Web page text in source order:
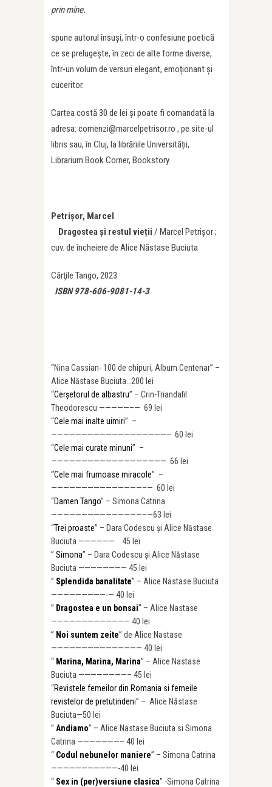
prin mine.
spune autorul însuși, într-o confesiune poetică
ce se prelugește, în zeci de alte forme diverse,
într-un volum de versuri elegant, emoționant și
cuceritor.
Cartea costă 30 de lei și poate fi comandată la
adresa: comenzi@marcelpetrisor.ro , pe site-ul
libris sau, în Cluj, la librăriile Universității,
Librarium Book Corner, Bookstory.
Petrişor, Marcel
Dragostea şi restul vieții / Marcel Petrişor ;
cuv. de încheiere de Alice Năstase Buciuta
Cărţile Tango, 2023
ISBN 978-606-9081-14-3
“Nina Cassian- 100 de chipuri, Album Centenar” –
Alice Năstase Buciuta…200 lei
“Cerșetorul de albastru” – Crin-Triandafil
Theodorescu —————–— 69 lei
“Cele mai inalte uimiri” –
———————————————————– 60 lei
“Cele mai curate minuni” –
——————————————————— 66 lei
“Cele mai frumoase miracole” –
———————————————–— 60 lei
“Damen Tango” – Simona Catrina
———————————————–—63 lei
“Trei proaste” – Dara Codescu și Alice Năstase
Buciuta —————— 45 lei
” Simona” – Dara Codescu și Alice Năstase
Buciuta ———————— 45 lei
” Splendida banalitate” – Alice Nastase Buciuta
—————————-— 40 lei
” Dragostea e un bonsai” – Alice Nastase
————————————— 40 lei
” Noi suntem zeite” de Alice Nastase
——————————————— 40 lei
“ Marina, Marina, Marina” – Alice Nastase
Buciuta ————————– 45 lei
“Revistele femeilor din Romania si femeile
revistelor de pretutindeni” – Alice Năstase
Buciuta—50 lei
” Andiamo” – Alice Nastase Buciuta si Simona
Catrina ———————– 40 lei
“ Codul nebunelor maniere” – Simona Catrina
———————————-40 lei
“ Sex in (per)versiune clasica” -Simona Catrina